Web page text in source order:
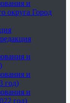
и
округа Город
и
и
год)
и
год)